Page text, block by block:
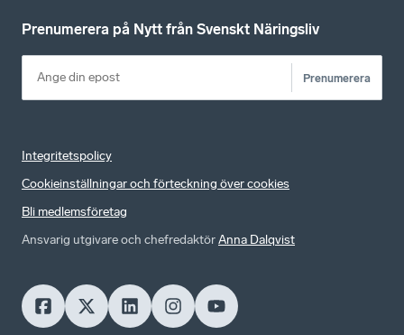
Prenumerera på Nytt från Svenskt Näringsliv
Prenumerera
Integritetspolicy
Cookieinställningar och förteckning över cookies
Bli medlemsföretag
Ansvarig utgivare och chefredaktörAnna Dalqvist